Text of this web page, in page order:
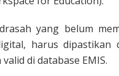
yang belum
harus dipastikan
di database EMIS.